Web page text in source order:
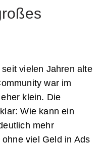
vielen Jahren alte
war im
klein. Die
Wie kann ein
mehr
viel Geld in Ads